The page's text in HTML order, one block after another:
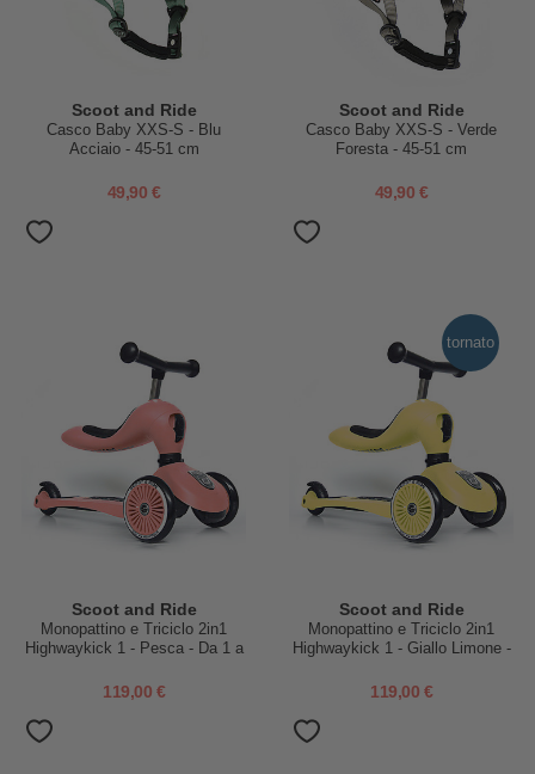
Scoot and Ride
Casco Baby XXS-S - Blu
Acciaio - 45-51 cm
49,90 €
Scoot and Ride
Casco Baby XXS-S - Verde
Foresta - 45-51 cm
49,90 €
Scoot and Ride
Monopattino e Triciclo 2in1
Highwaykick 1 - Pesca - Da 1 a
119,00 €
tornato
Scoot and Ride
Monopattino e Triciclo 2in1
Highwaykick 1 - Giallo Limone -
119,00 €